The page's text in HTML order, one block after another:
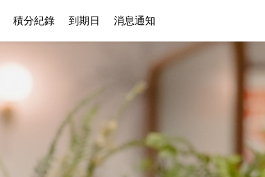
積分紀錄 到期日 消息通知